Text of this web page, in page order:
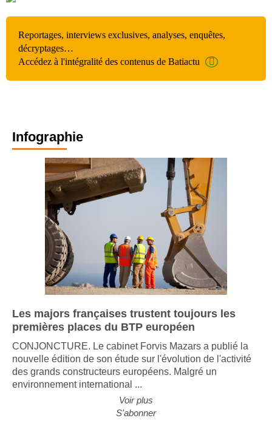
Reportages, interviews exclusives, analyses, enquêtes,
décryptages…
Accédez à l'intégralité des contenus de Batiactu
Infographie
Les majors françaises trustent toujours les
premières places du BTP européen
CONJONCTURE. Le cabinet Forvis Mazars a publié la
nouvelle édition de son étude sur l'évolution de l'activité
des grands constructeurs européens. Malgré un
environnement international ...
Voir plus
S'abonner